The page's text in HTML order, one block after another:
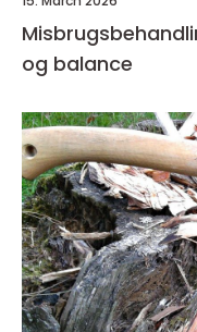
og balance